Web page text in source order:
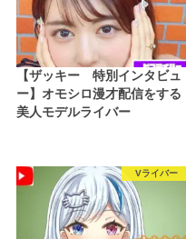
【ザッキー 特別インタビュ
ー】オモシロ漫才配信をする
美人モデルライバー
Vライバー